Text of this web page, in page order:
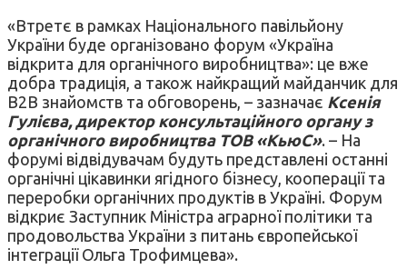
«Втретє в рамках Національного павільйону
України буде організовано форум «Україна
відкрита для органічного виробництва»: це вже
добра традиція, а також найкращий майданчик для
B2B знайомств та обговорень, – зазначає Ксенія
Гулієва, директор консультаційного органу з
органічного виробництва ТОВ «КьюС». – На
форумі відвідувачам будуть представлені останні
органічні цікавинки ягідного бізнесу, кооперації та
переробки органічних продуктів в Україні. Форум
відкриє Заступник Міністра аграрної політики та
продовольства України з питань європейської
інтеграції Ольга Трофимцева».